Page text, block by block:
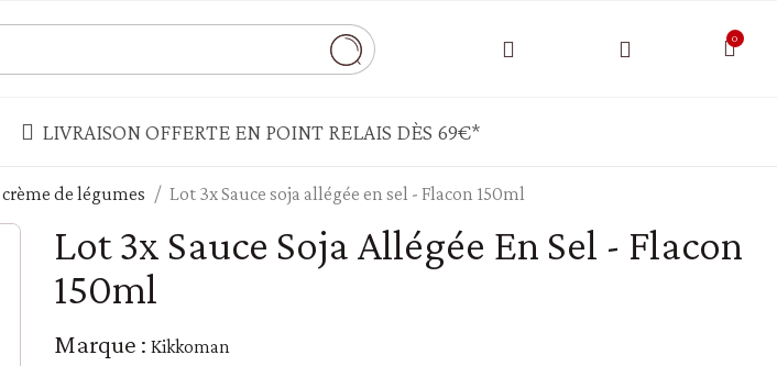
- BOCAUX
Champignons
Légumes
Terrines - pâtés - foie gras
CONDIMENTS - SAUCE - AIDES CULINAIRES
Bouillon - chapelure
LIVRAISON OFFERTE EN POINT RELAIS DÈS 69€*
de légumes Lot 3x Sauce soja allégée en sel - Flacon 150ml
Lot 3x Sauce Soja Allégée En Sel - Flacon
150ml
Marque : Kikkoman